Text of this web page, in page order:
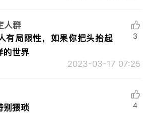
人群
有局限性，如果你把头抬起
的世界
2023-03-17 07:25
3
别猥琐
4